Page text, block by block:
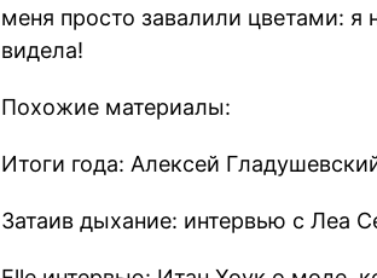
меня просто завалили цветами: я
видела!
Похожие материалы:
Итоги года: Алексей
Затаив дыхание: интервью с Леа